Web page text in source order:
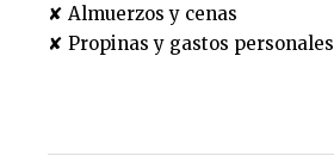
✘ Almuerzos y cenas
✘ Propinas y gastos personales